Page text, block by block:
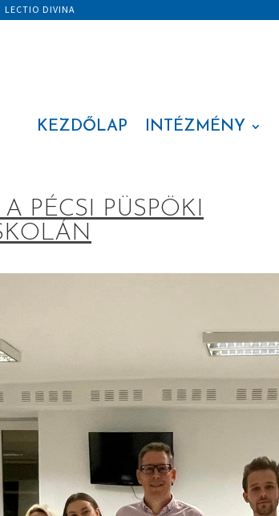
LECTIO DIVINA
KEZDŐLAP INTÉZMÉNY
PÉCSI PÜSPÖKI